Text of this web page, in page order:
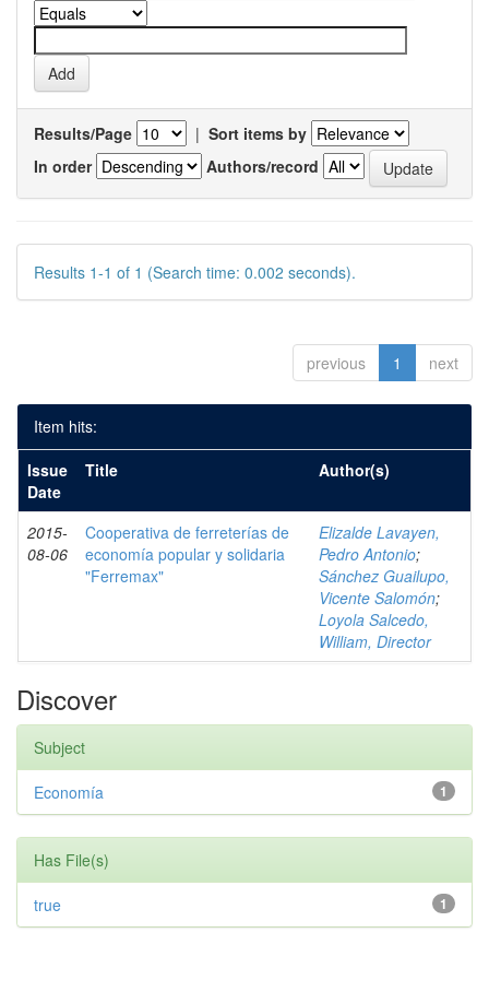
Results/Page | Sort items by
In order
Authors/record
Results 1-1 of 1 (Search time: 0.002 seconds).
previous 1 next
Item hits:
Issue
Date
Title Author(s)
2015-
08-06
Cooperativa de ferreterías de
economía popular y solidaria
"Ferremax"
Elizalde Lavayen,
Pedro Antonio;
Sánchez Guailupo,
Vicente Salomón;
Loyola Salcedo,
William, Director
Discover
Subject
1
Economía
Has File(s)
1
true